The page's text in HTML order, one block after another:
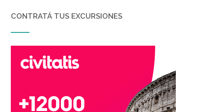
CONTRATÁ TUS EXCURSIONES